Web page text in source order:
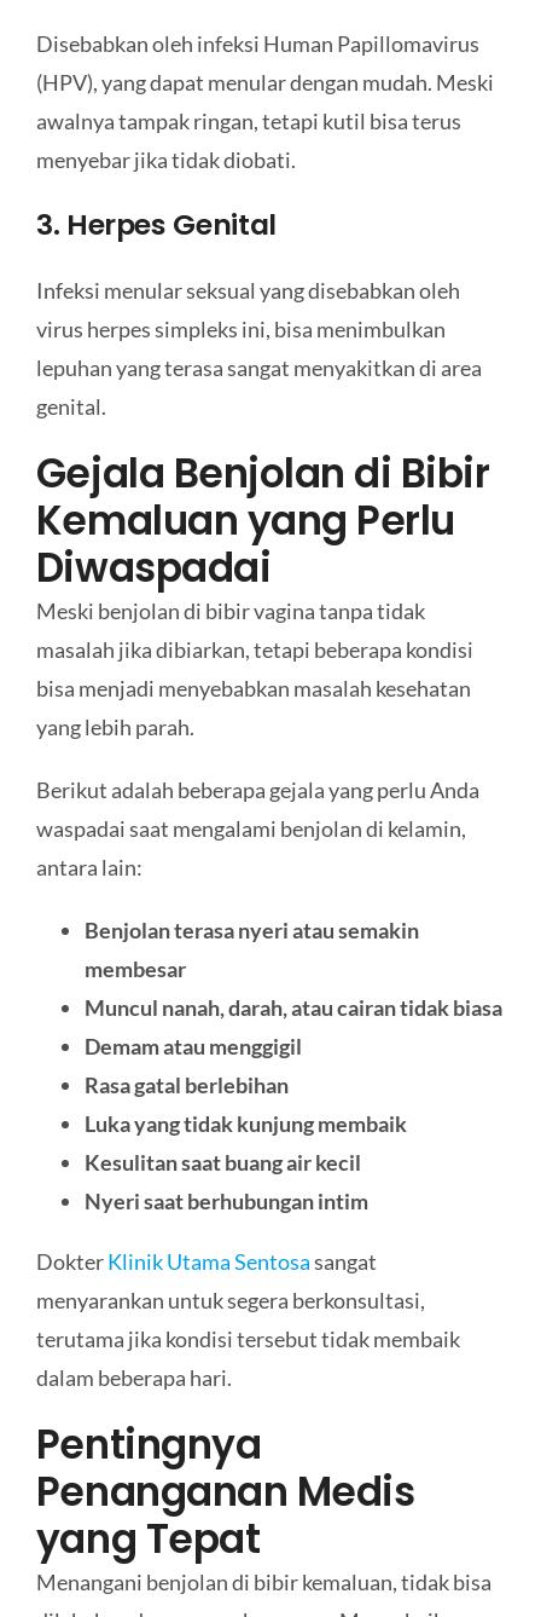
Disebabkan oleh infeksi Human Papillomavirus
(HPV), yang dapat menular dengan mudah. Meski
awalnya tampak ringan, tetapi kutil bisa terus
menyebar jika tidak diobati.
3. Herpes Genital
Infeksi menular seksual yang disebabkan oleh
virus herpes simpleks ini, bisa menimbulkan
lepuhan yang terasa sangat menyakitkan di area
genital.
Gejala Benjolan di Bibir
Kemaluan yang Perlu
Diwaspadai
Meski benjolan di bibir vagina tanpa tidak
masalah jika dibiarkan, tetapi beberapa kondisi
bisa menjadi menyebabkan masalah kesehatan
yang lebih parah.
Berikut adalah beberapa gejala yang perlu Anda
waspadai saat mengalami benjolan di kelamin,
antara lain:
Benjolan terasa nyeri atau semakin
membesar
Muncul nanah, darah, atau cairan tidak biasa
Demam atau menggigil
Rasa gatal berlebihan
Luka yang tidak kunjung membaik
Kesulitan saat buang air kecil
Nyeri saat berhubungan intim
DokterKlinik Utama Sentosasangat
menyarankan untuk segera berkonsultasi,
terutama jika kondisi tersebut tidak membaik
dalam beberapa hari.
Pentingnya
Penanganan Medis
yang Tepat
Menangani benjolan di bibir kemaluan, tidak bisa